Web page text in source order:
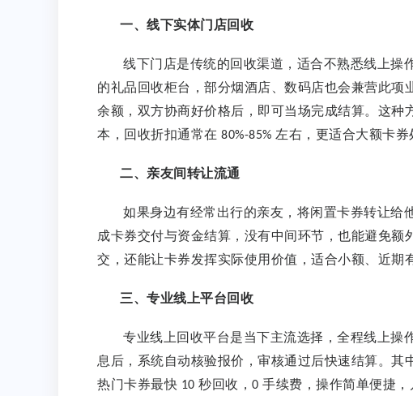
一、线下实体门店回收
线下门店是传统的回收渠道，适合不熟悉线上操
的礼品回收柜台，部分烟酒店、数码店也会兼营此
余额，双方协商好价格后，即可当场完成结算。这
本，回收折扣通常在 80%-85% 左右，更适合大额卡券
二、亲友间转让流通
如果身边有经常出行的亲友，将闲置卡券转让给
成卡券交付与资金结算，没有中间环节，也能避免
交，还能让卡券发挥实际使用价值，适合小额、近期
三、专业线上平台回收
专业线上回收平台是当下主流选择，全程线上操
息后，系统自动核验报价，审核通过后快速结算。其
热门卡券最快 10 秒回收， 0 手续费，操作简单便捷